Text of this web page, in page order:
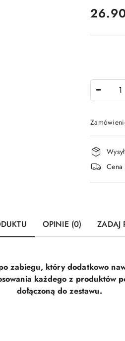
cena:
i
Cena
OPINIE (0) ZADAJ
zabiegu, który dodatkowo
każdego z produktów
dołączoną do zestawu.